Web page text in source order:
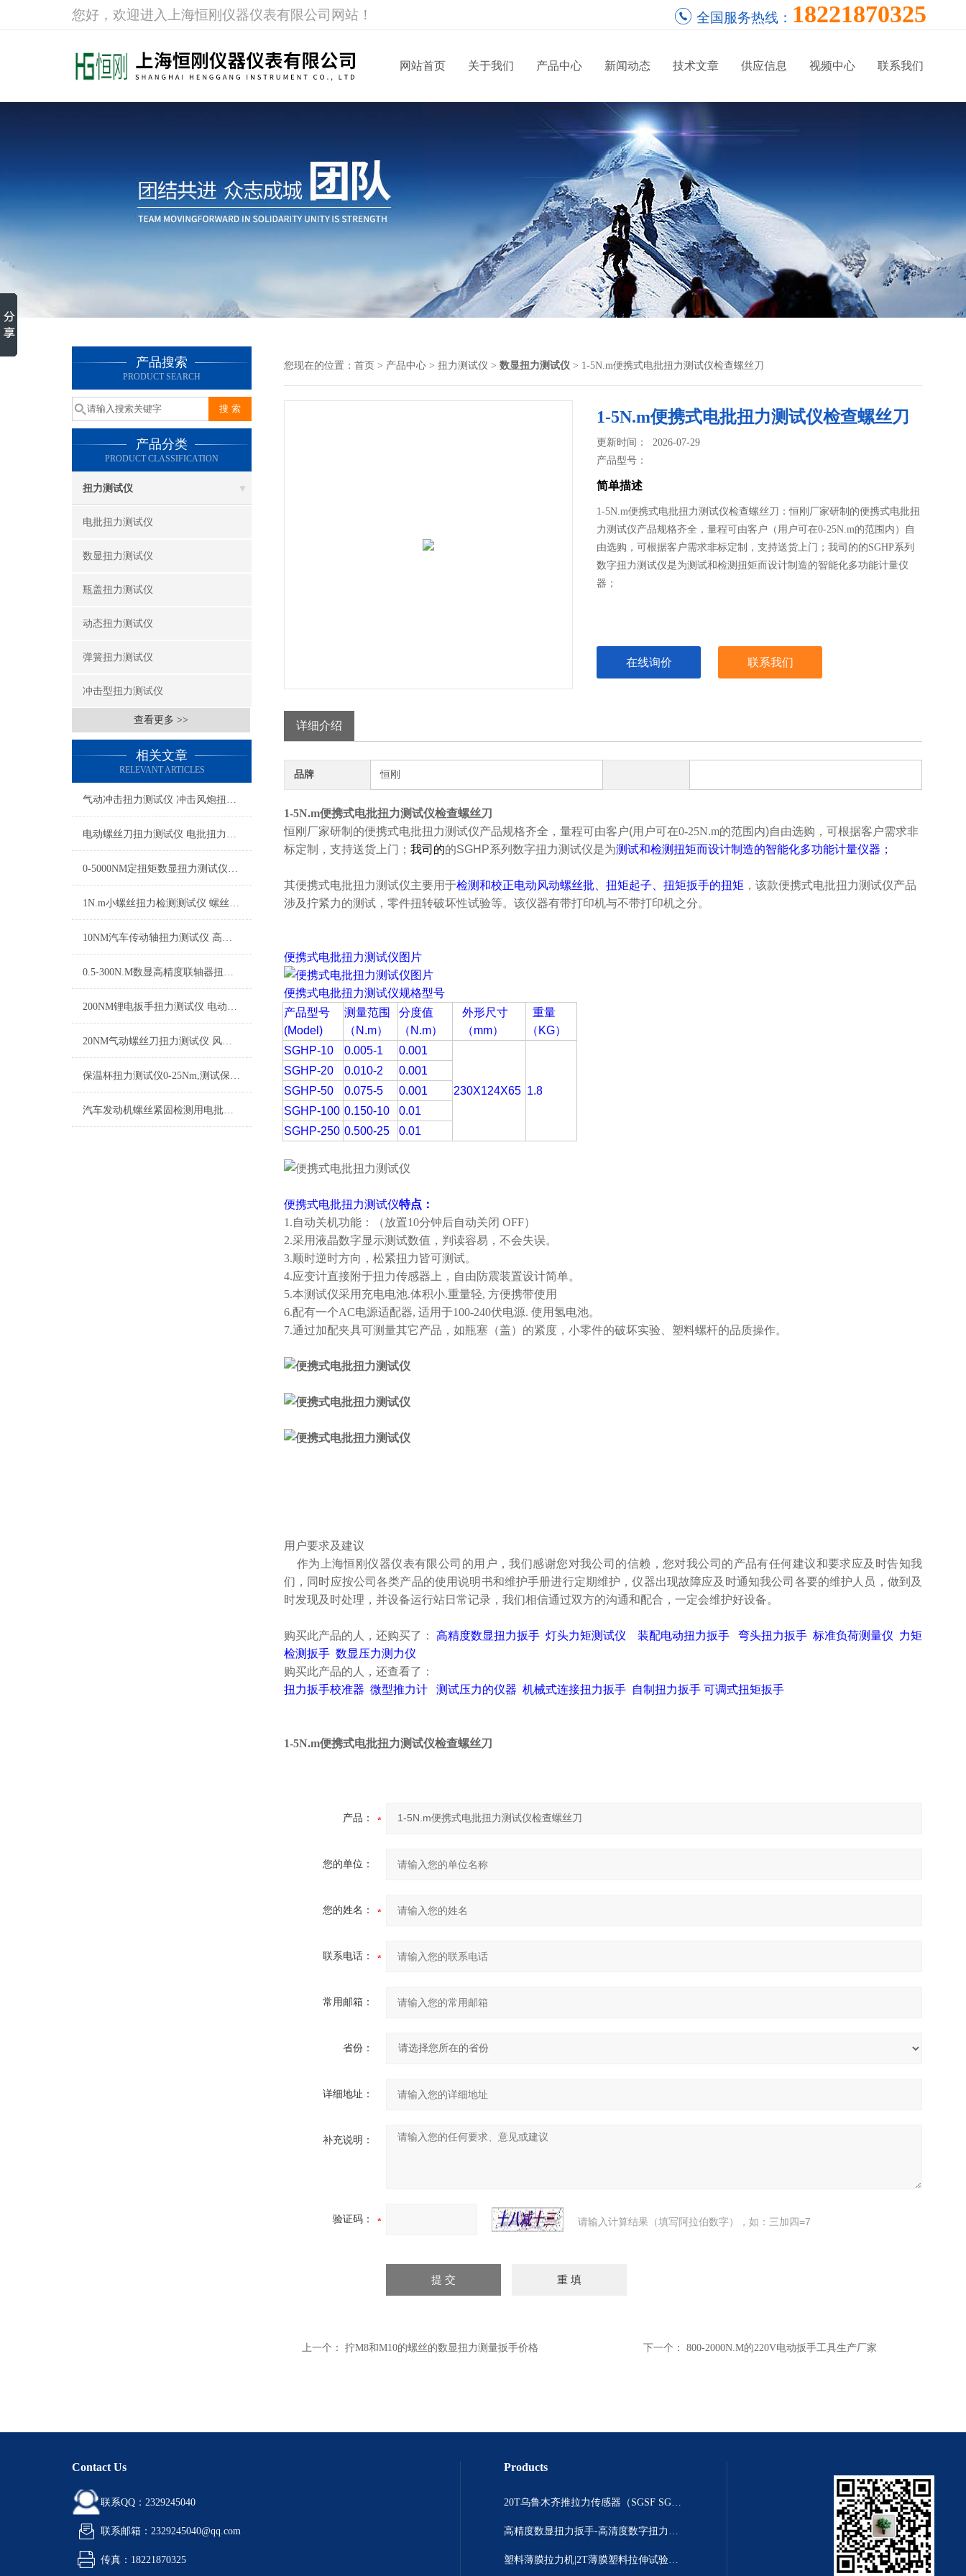
您好，欢迎进入上海恒刚仪器仪表有限公司网站！ 全国服务热线： 18221870325
网站首页 关于我们 产品中心 新闻动态 技术文章 供应信息 视频中心 联系我们
产品搜索
PRODUCT SEARCH
产品分类
PRODUCT CLASSIFICATION
扭力测试仪
电批扭力测试仪
数显扭力测试仪
瓶盖扭力测试仪
动态扭力测试仪
弹簧扭力测试仪
冲击型扭力测试仪
查看更多 >>
相关文章
RELEVANT ARTICLES
气动冲击扭力测试仪 冲击风炮扭力校准器 气动工具扭力校准用的测试仪SGHT
​电动螺丝刀扭力测试仪 电批扭力校验器 电动螺丝批扭矩测定仪厂家
0-5000NM定扭矩数显扭力测试仪可以测量螺栓装配枪的扭矩
1N.m小螺丝扭力检测测试仪 螺丝微型扭矩测量仪品牌
10NM汽车传动轴扭力测试仪 高精度传动轴扭矩测试仪 数显传动轴扭力检测仪
0.5-300N.M数显高精度联轴器扭力测试仪 动态转速扭力测量仪联轴器
200NM锂电扳手扭力测试仪 电动工具维修扭力校验设备
20NM气动螺丝刀扭力测试仪 风动起子扭矩检测仪 气动起子扭力计量仪
保温杯扭力测试仪0-25Nm,测试保温杯扭力的仪器厂家
汽车发动机螺丝紧固检测用电批起子扭力测试仪0-10NM
您现在的位置： 首页 > 产品中心 > 扭力测试仪 > 数显扭力测试仪 > 1-5N.m便携式电批扭力测试仪检查螺丝刀
1-5N.m便携式电批扭力测试仪检查螺丝刀
更新时间： 2026-07-29
产品型号：
简单描述
1-5N.m便携式电批扭力测试仪检查螺丝刀：恒刚厂家研制的便携式电批扭
力测试仪产品规格齐全，量程可由客户（用户可在0-25N.m的范围内）自
由选购，可根据客户需求非标定制，支持送货上门；我司的的SGHP系列
数字扭力测试仪是为测试和检测扭矩而设计制造的智能化多功能计量仪
器；
在线询价 联系我们
详细介绍
品牌 恒刚
1-5N.m便携式电批扭力测试仪检查螺丝刀
恒刚厂家研制的便携式电批扭力测试仪产品规格齐全，量程可由客户(用户可在0-25N.m的范围内)自由选购，可根据客户需求非
标定制，支持送货上门； 我司的的SGHP系列数字扭力测试仪是为测试和检测扭矩而设计制造的智能化多功能计量仪器 ；
其便携式电批扭力测试仪主要用于检测和校正电动风动螺丝批、扭矩起子、扭矩扳手的扭矩 ，该款便携式电批扭力测试仪产品
涉及拧紧力的测试，零件扭转破坏性试验等。该仪器有带打印机与不带打印机之分。
便携式电批扭力测试仪图片
便携式电批扭力测试仪规格型号
产品型号
(Model)
测量范围
（N.m）
分度值
（N.m）
外形尺寸
（mm）
重量
（KG）
SGHP-10
0.005-1 0.001
230X124X65 1.8
SGHP-20 0.010-2
0.001
SGHP-50
0.075-5
0.001
SGHP-100 0.150-10
0.01
SGHP-250 0.500-25 0.01
便携式电批扭力测试仪特点：
1.自动关机功能：（放置10分钟后自动关闭 OFF）
2.采用液晶数字显示测试数值，判读容易，不会失误。
3.顺时逆时方向，松紧扭力皆可测试。
4.应变计直接附于扭力传感器上，自由防震装置设计简单。
5.本测试仪采用充电电池.体积小.重量轻, 方便携带使用
6.配有一个AC电源适配器, 适用于100-240伏电源. 使用氢电池。
7.通过加配夹具可测量其它产品，如瓶塞（盖）的紧度，小零件的破坏实验、塑料螺杆的品质操作。
用户要求及建议
作为上海恒刚仪器仪表有限公司的用户，我们感谢您对我公司的信赖，您对我公司的产品有任何建议和要求应及时告知我
们，同时应按公司各类产品的使用说明书和维护手册进行定期维护，仪器出现故障应及时通知我公司各要的维护人员，做到及
时发现及时处理，并设备运行站日常记录，我们相信通过双方的沟通和配合，一定会维护好设备。
购买此产品的人，还购买了： 高精度数显扭力扳手 灯头力矩测试仪 装配电动扭力扳手 弯头扭力扳手 标准负荷测量仪 力矩
检测扳手 数显压力测力仪
购买此产品的人，还查看了 ：
扭力扳手校准器 微型推力计 测试压力的仪器 机械式连接扭力扳手 自制扭力扳手 可调式扭矩扳手
1-5N.m便携式电批扭力测试仪检查螺丝刀
产品：
您的单位：
您的姓名：
联系电话：
常用邮箱：
省份：
详细地址：
补充说明：
验证码： 请输入计算结果（填写阿拉伯数字），如：三加四=7
上一个： 拧M8和M10的螺丝的数显扭力测量扳手价格 下一个： 800-2000N.M的220V电动扳手工具生产厂家
Contact Us
联系QQ：2329245040
联系邮箱：2329245040@qq.com
传真：18221870325
Products
20T乌鲁木齐推拉力传感器（SGSF SGZF SGLF）
高精度数显扭力扳手-高清度数字扭力距扳手
塑料薄膜拉力机|2T薄膜塑料拉伸试验机厂家